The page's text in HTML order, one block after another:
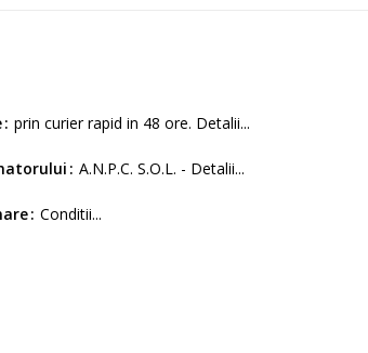
prin curier rapid in 48 ore. Detalii...
A.N.P.C. S.O.L. - Detalii...
Conditii...